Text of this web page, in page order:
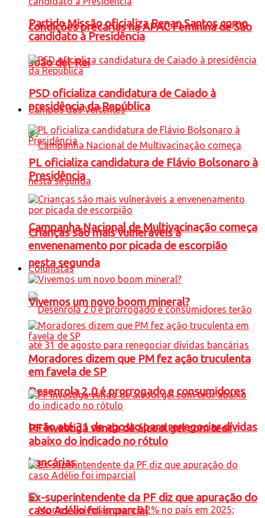
condições precárias na APAC Feminina de São
João del-Rei
Campos das Vertentes
Campanha Nacional de Multivacinação começa
nesta segunda
Desenrola 2.0 é prorrogado e consumidores
terão até 31 de agosto para renegociar dívidas
bancárias
Partido Missão oficializa Renan Santos como
candidato à Presidência
PSD oficializa candidatura de Caiado à
presidência da República
PL oficializa candidatura de Flávio Bolsonaro à
Presidência
Crianças são mais vulneráveis a
envenenamento por picada de escorpião
Colunistas
Vivemos um novo boom mineral?
Moradores dizem que PM fez ação truculenta
em favela de SP
PF investiga venda de álcool gel com teor
abaixo do indicado no rótulo
Ex-superintendente da PF diz que apuração do
caso Adélio foi imparcial